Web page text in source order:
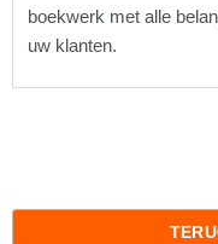
boekwerk met alle
uw klanten.